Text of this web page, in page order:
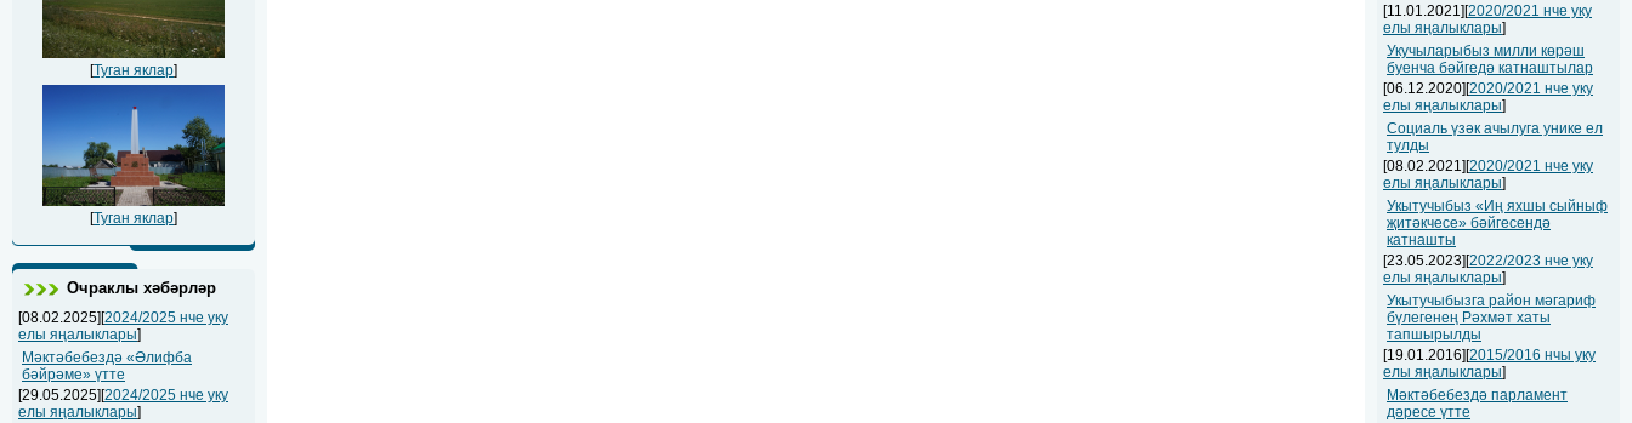
[Туган яклар]
[Туган яклар]
Очраклы хәбәрләр
[08.02.2025][2024/2025 нче уку
елы яңалыклары]
Мәктәбебездә «Әлифба
бәйрәме» үтте
[29.05.2025][2024/2025 нче уку
елы яңалыклары]
[11.01.2021][2020/2021 нче уку
елы яңалыклары]
Укучыларыбыз милли көрәш
буенча бәйгедә катнаштылар
[06.12.2020][2020/2021 нче уку
елы яңалыклары]
Социаль үзәк ачылуга унике ел
тулды
[08.02.2021][2020/2021 нче уку
елы яңалыклары]
Укытучыбыз «Иң яхшы сыйныф
җитәкчесе» бәйгесендә
катнашты
[23.05.2023][2022/2023 нче уку
елы яңалыклары]
Укытучыбызга район мәгариф
бүлегенең Рәхмәт хаты
тапшырылды
[19.01.2016][2015/2016 нчы уку
елы яңалыклары]
Мәктәбебездә парламент
дәресе үтте